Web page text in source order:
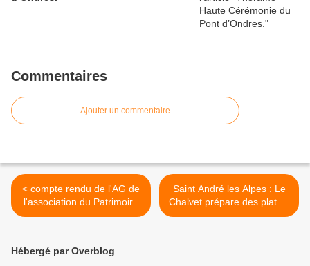
Commentaires
Ajouter un commentaire
< compte rendu de l'AG de
l'association du Patrimoire
Culturel de Thorame Haute
Saint André les Alpes : Le
Chalvet prépare des plats à
emporter >
Hébergé par Overblog